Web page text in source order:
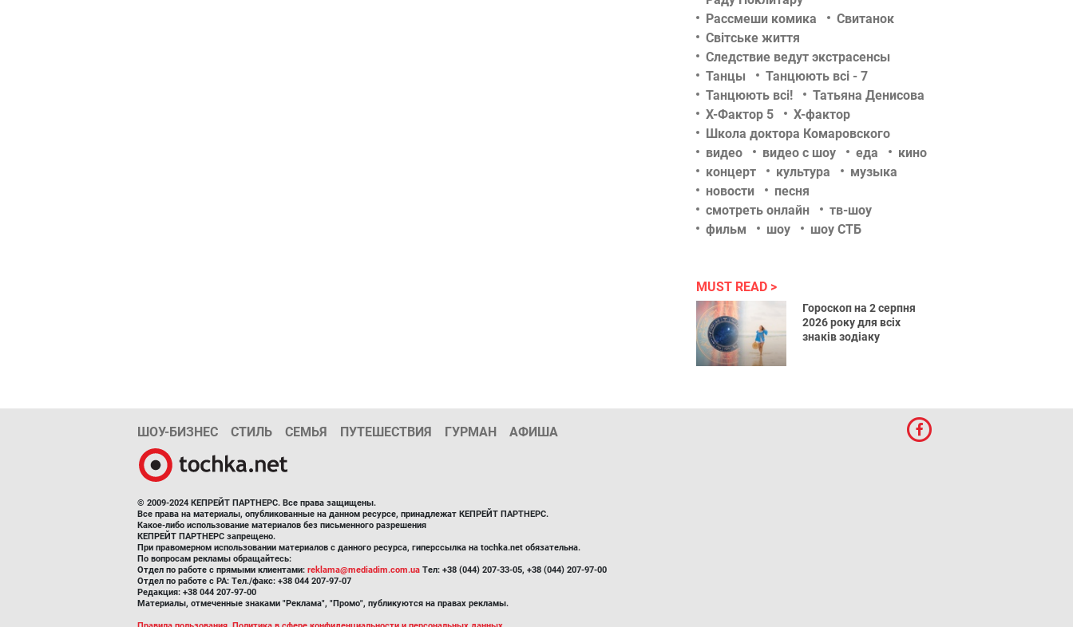
Рассмеши комика
Свитанок
Світське життя
Следствие ведут экстрасенсы
Танцы
Танцюють всі - 7
Танцюють всі!
Татьяна Денисова
Х-Фактор 5
Х-фактор
Школа доктора Комаровского
видео
видео с шоу еда
кино
концерт
культура
музыка
новости
песня
смотреть онлайн
тв-шоу
фильм
шоу шоу СТБ
MUST READ
Гороскоп на 2 серпня
2026 року для всіх
знаків зодіаку
ШОУ-БИЗНЕС СТИЛЬ СЕМЬЯ ПУТЕШЕСТВИЯ ГУРМАН АФИША
© 2009-2024 КЕПРЕЙТ ПАРТНЕРС. Все права защищены.
Все права на материалы, опубликованные на данном ресурсе, принадлежат КЕПРЕЙТ ПАРТНЕРС.
Какое-либо использование материалов без письменного разрешения
КЕПРЕЙТ ПАРТНЕРС запрещено.
При правомерном использовании материалов с данного ресурса, гиперссылка на tochka.net обязательна.
По вопросам рекламы обращайтесь:
Отдел по работе с прямыми клиентами: reklama@mediadim.com.ua Тел: +38 (044) 207-33-05, +38 (044) 207-97-00
Отдел по работе с РА: Тел./факс: +38 044 207-97-07
Редакция: +38 044 207-97-00
Материалы, отмеченные знаками "Реклама", "Промо", публикуются на правах рекламы.